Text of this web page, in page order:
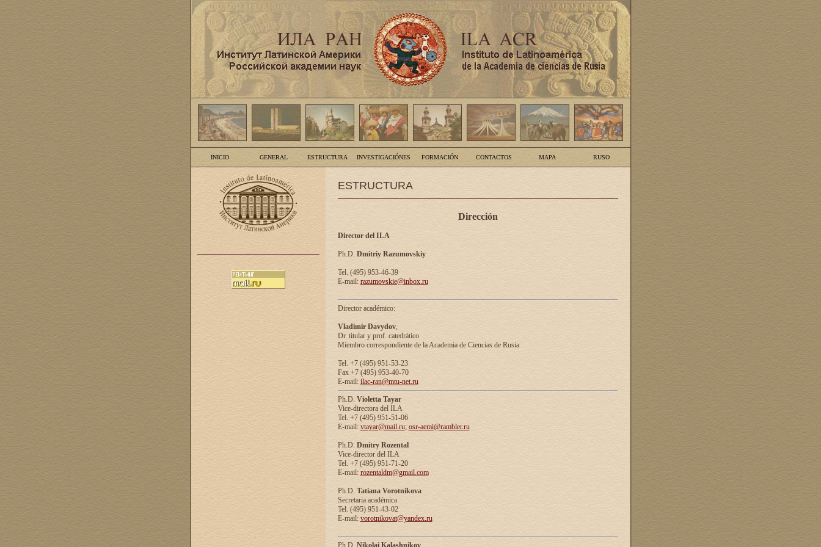
INICIO GENERAL ESTRUCTURA INVESTIGACIÓNES FORMACIÓN CONTACTOS MAPA RUSO
ESTRUCTURA
Dirección
Director del ILA
Ph.D. Dmitriy Razumovskiy
Tel. (495) 953-46-39
E-mail: razumovskie@inbox.ru
Director académico:
Vladimir Davydov,
Dr. titular y prof. catedrático
Miembro correspondiente de la Academia de Ciencias de Rusia
Tel. +7 (495) 951-53-23
Fax +7 (495) 953-40-70
E-mail: ilac-ran@mtu-net.ru
Ph.D. Violetta Tayar
Vice-directora del ILA
Tel. +7 (495) 951-51-06
E-mail: vtayar@mail.ru; osr-aemi@rambler.ru
Ph.D. Dmitry Rozental
Vice-director del ILA
Tel. +7 (495) 951-71-20
E-mail: rozentaldm@gmail.com
Ph.D. Tatiana Vorotnikova
Secretaria académica
Tel. (495) 951-43-02
E-mail: vorotnikovat@yandex.ru
Ph.D. Nikolai Kalashnikov